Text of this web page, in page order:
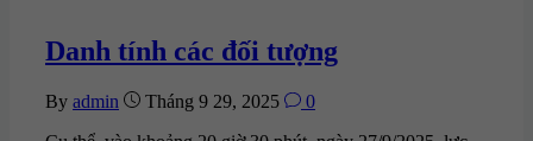
Danh tính các đối tượng
By admin Tháng 9 29, 2025
0